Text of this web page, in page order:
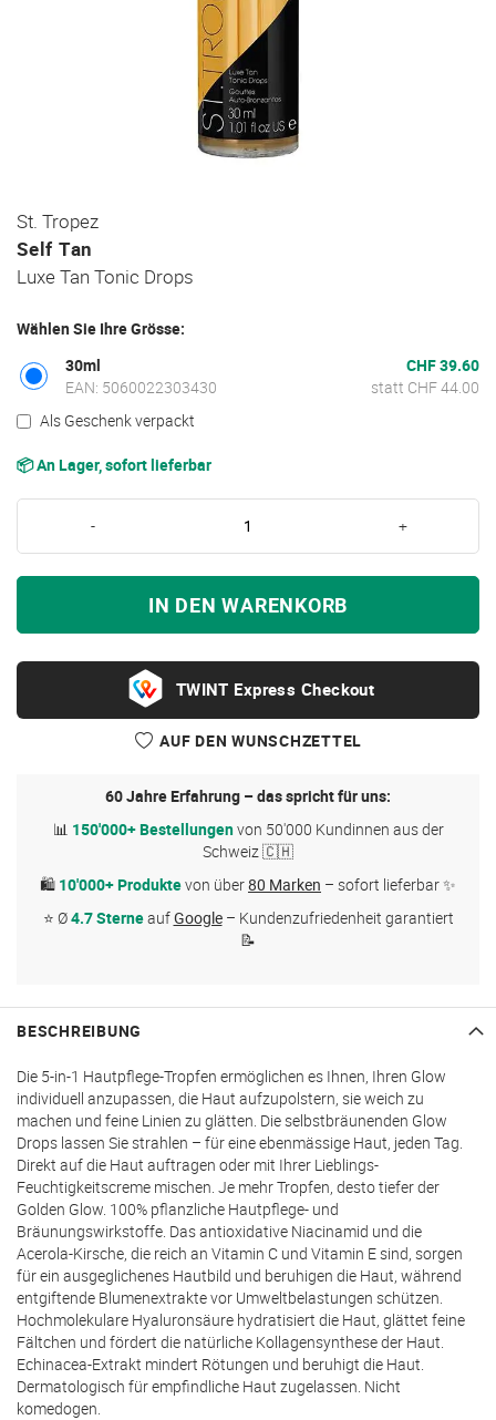
Zum
Anfang
der
Bildgalerie
St. Tropez
Self Tan
Luxe Tan Tonic Drops
Wählen Sie Ihre Grösse:
30ml
EAN: 5060022303430
CHF 39.60
statt CHF 44.00
Als Geschenk verpackt
📦 An Lager, sofort lieferbar
- +
IN DEN WARENKORB
Express Checkout
AUF DEN WUNSCHZETTEL
60 Jahre Erfahrung – das spricht für uns:
📊 150'000+ Bestellungenvon 50'000 Kundinnen aus der
Schweiz 🇨🇭
🛍 10'000+ Produktevon über80 Marken – sofort lieferbar ✨
⭐ Ø4.7 SterneaufGoogle– Kundenzufriedenheit garantiert
📝
BESCHREIBUNG
Die 5-in-1 Hautpflege-Tropfen ermöglichen es Ihnen, Ihren Glow
individuell anzupassen, die Haut aufzupolstern, sie weich zu
machen und feine Linien zu glätten. Die selbstbräunenden Glow
Drops lassen Sie strahlen – für eine ebenmässige Haut, jeden Tag.
Direkt auf die Haut auftragen oder mit Ihrer Lieblings-
Feuchtigkeitscreme mischen. Je mehr Tropfen, desto tiefer der
Golden Glow. 100% pflanzliche Hautpflege- und
Bräunungswirkstoffe. Das antioxidative Niacinamid und die
Acerola-Kirsche, die reich an Vitamin C und Vitamin E sind, sorgen
für ein ausgeglichenes Hautbild und beruhigen die Haut, während
entgiftende Blumenextrakte vor Umweltbelastungen schützen.
Hochmolekulare Hyaluronsäure hydratisiert die Haut, glättet feine
Fältchen und fördert die natürliche Kollagensynthese der Haut.
Echinacea-Extrakt mindert Rötungen und beruhigt die Haut.
Dermatologisch für empfindliche Haut zugelassen. Nicht
komedogen.